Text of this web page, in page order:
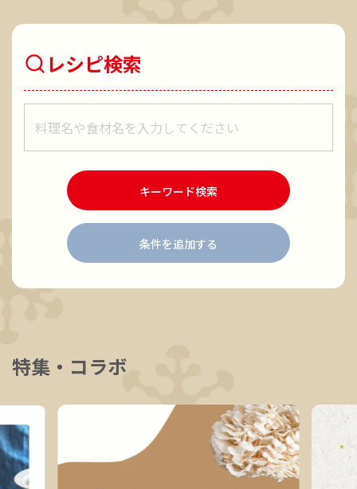
レシピ検索
キーワード検索
条件を追加する
特集・コラボ